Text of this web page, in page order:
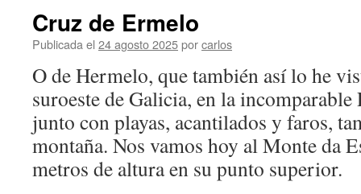
Cruz de Ermelo
Publicada el 24 agosto 2025porcarlos
O de Hermelo, que también así lo he
suroeste de Galicia, en la
junto con playas, acantilados y faros,
montaña. Nos vamos hoy al Monte da
metros de altura en su punto superior.